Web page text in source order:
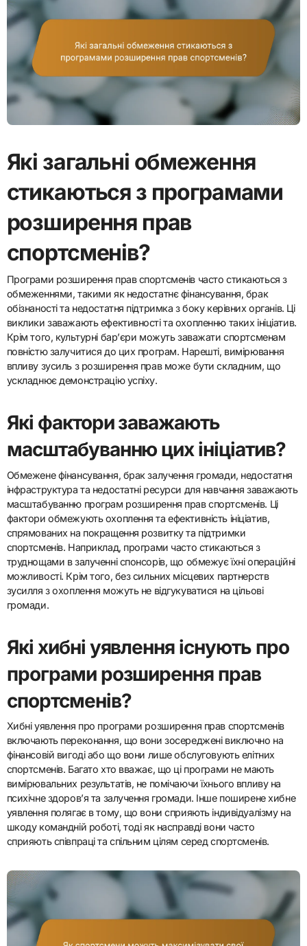
Які загальні обмеження
стикаються з програмами
розширення прав
спортсменів?
Програми розширення прав спортсменів часто стикаються з
обмеженнями, такими як недостатнє фінансування, брак
обізнаності та недостатня підтримка з боку керівних органів. Ці
виклики заважають ефективності та охопленню таких ініціатив.
Крім того, культурні бар’єри можуть заважати спортсменам
повністю залучитися до цих програм. Нарешті, вимірювання
впливу зусиль з розширення прав може бути складним, що
ускладнює демонстрацію успіху.
Які фактори заважають
масштабуванню цих ініціатив?
Обмежене фінансування, брак залучення громади, недостатня
інфраструктура та недостатні ресурси для навчання заважають
масштабуванню програм розширення прав спортсменів. Ці
фактори обмежують охоплення та ефективність ініціатив,
спрямованих на покращення розвитку та підтримки
спортсменів. Наприклад, програми часто стикаються з
труднощами в залученні спонсорів, що обмежує їхні операційні
можливості. Крім того, без сильних місцевих партнерств
зусилля з охоплення можуть не відгукуватися на цільові
громади.
Які хибні уявлення існують про
програми розширення прав
спортсменів?
Хибні уявлення про програми розширення прав спортсменів
включають переконання, що вони зосереджені виключно на
фінансовій вигоді або що вони лише обслуговують елітних
спортсменів. Багато хто вважає, що ці програми не мають
вимірювальних результатів, не помічаючи їхнього впливу на
психічне здоров’я та залучення громади. Інше поширене хибне
уявлення полягає в тому, що вони сприяють індивідуалізму на
шкоду командній роботі, тоді як насправді вони часто
сприяють співпраці та спільним цілям серед спортсменів.